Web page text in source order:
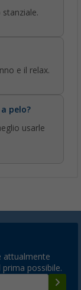
stanziale.
e il relax.
pelo?
usarle
attualmente
possibile.